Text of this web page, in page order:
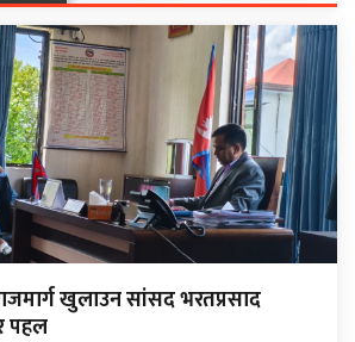
खुलाउन सांसद भरतप्रसाद
पहल